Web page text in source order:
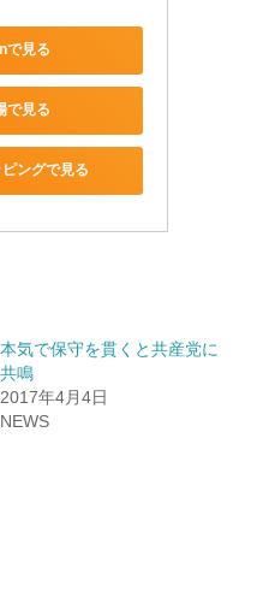
で見る
で見る
ングで見る
本気で保守を貫くと共産党に
共鳴
2017年4月4日
NEWS